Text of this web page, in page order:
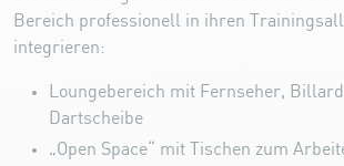
Bereich professionell in ihren
integrieren:
Loungebereich mit Fernseher,
Dartscheibe
„Open Space“ mit Tischen zum